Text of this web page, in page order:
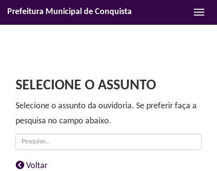
Prefeitura Municipal de Conquista
SELECIONE O ASSUNTO
Selecione oassunto da ouvidoria. Se preferir faça a
pesquisa no campo abaixo.
Voltar